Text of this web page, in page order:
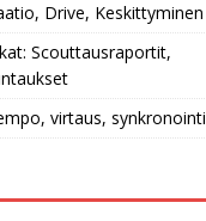
Drive, Keskittyminen
Scouttausraportit,
virtaus, synkronointi